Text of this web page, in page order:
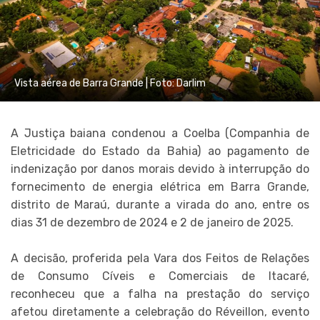
Vista aérea de Barra Grande | Foto: Darlim
A Justiça baiana condenou a Coelba (Companhia de
Eletricidade do Estado da Bahia) ao pagamento de
indenização por danos morais devido à interrupção do
fornecimento de energia elétrica em Barra Grande,
distrito de Maraú, durante a virada do ano, entre os
dias 31 de dezembro de 2024 e 2 de janeiro de 2025.
A decisão, proferida pela Vara dos Feitos de Relações
de Consumo Cíveis e Comerciais de Itacaré,
reconheceu que a falha na prestação do serviço
afetou diretamente a celebração do Réveillon, evento